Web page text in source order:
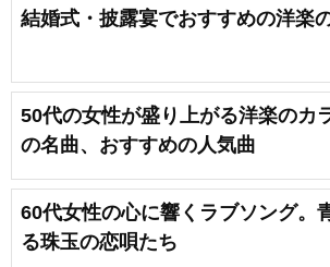
結婚式・披露宴でおすすめの洋楽
50代の女性が盛り上がる洋楽のカ
の名曲、おすすめの人気曲
60代女性の心に響くラブソング。
る珠玉の恋唄たち